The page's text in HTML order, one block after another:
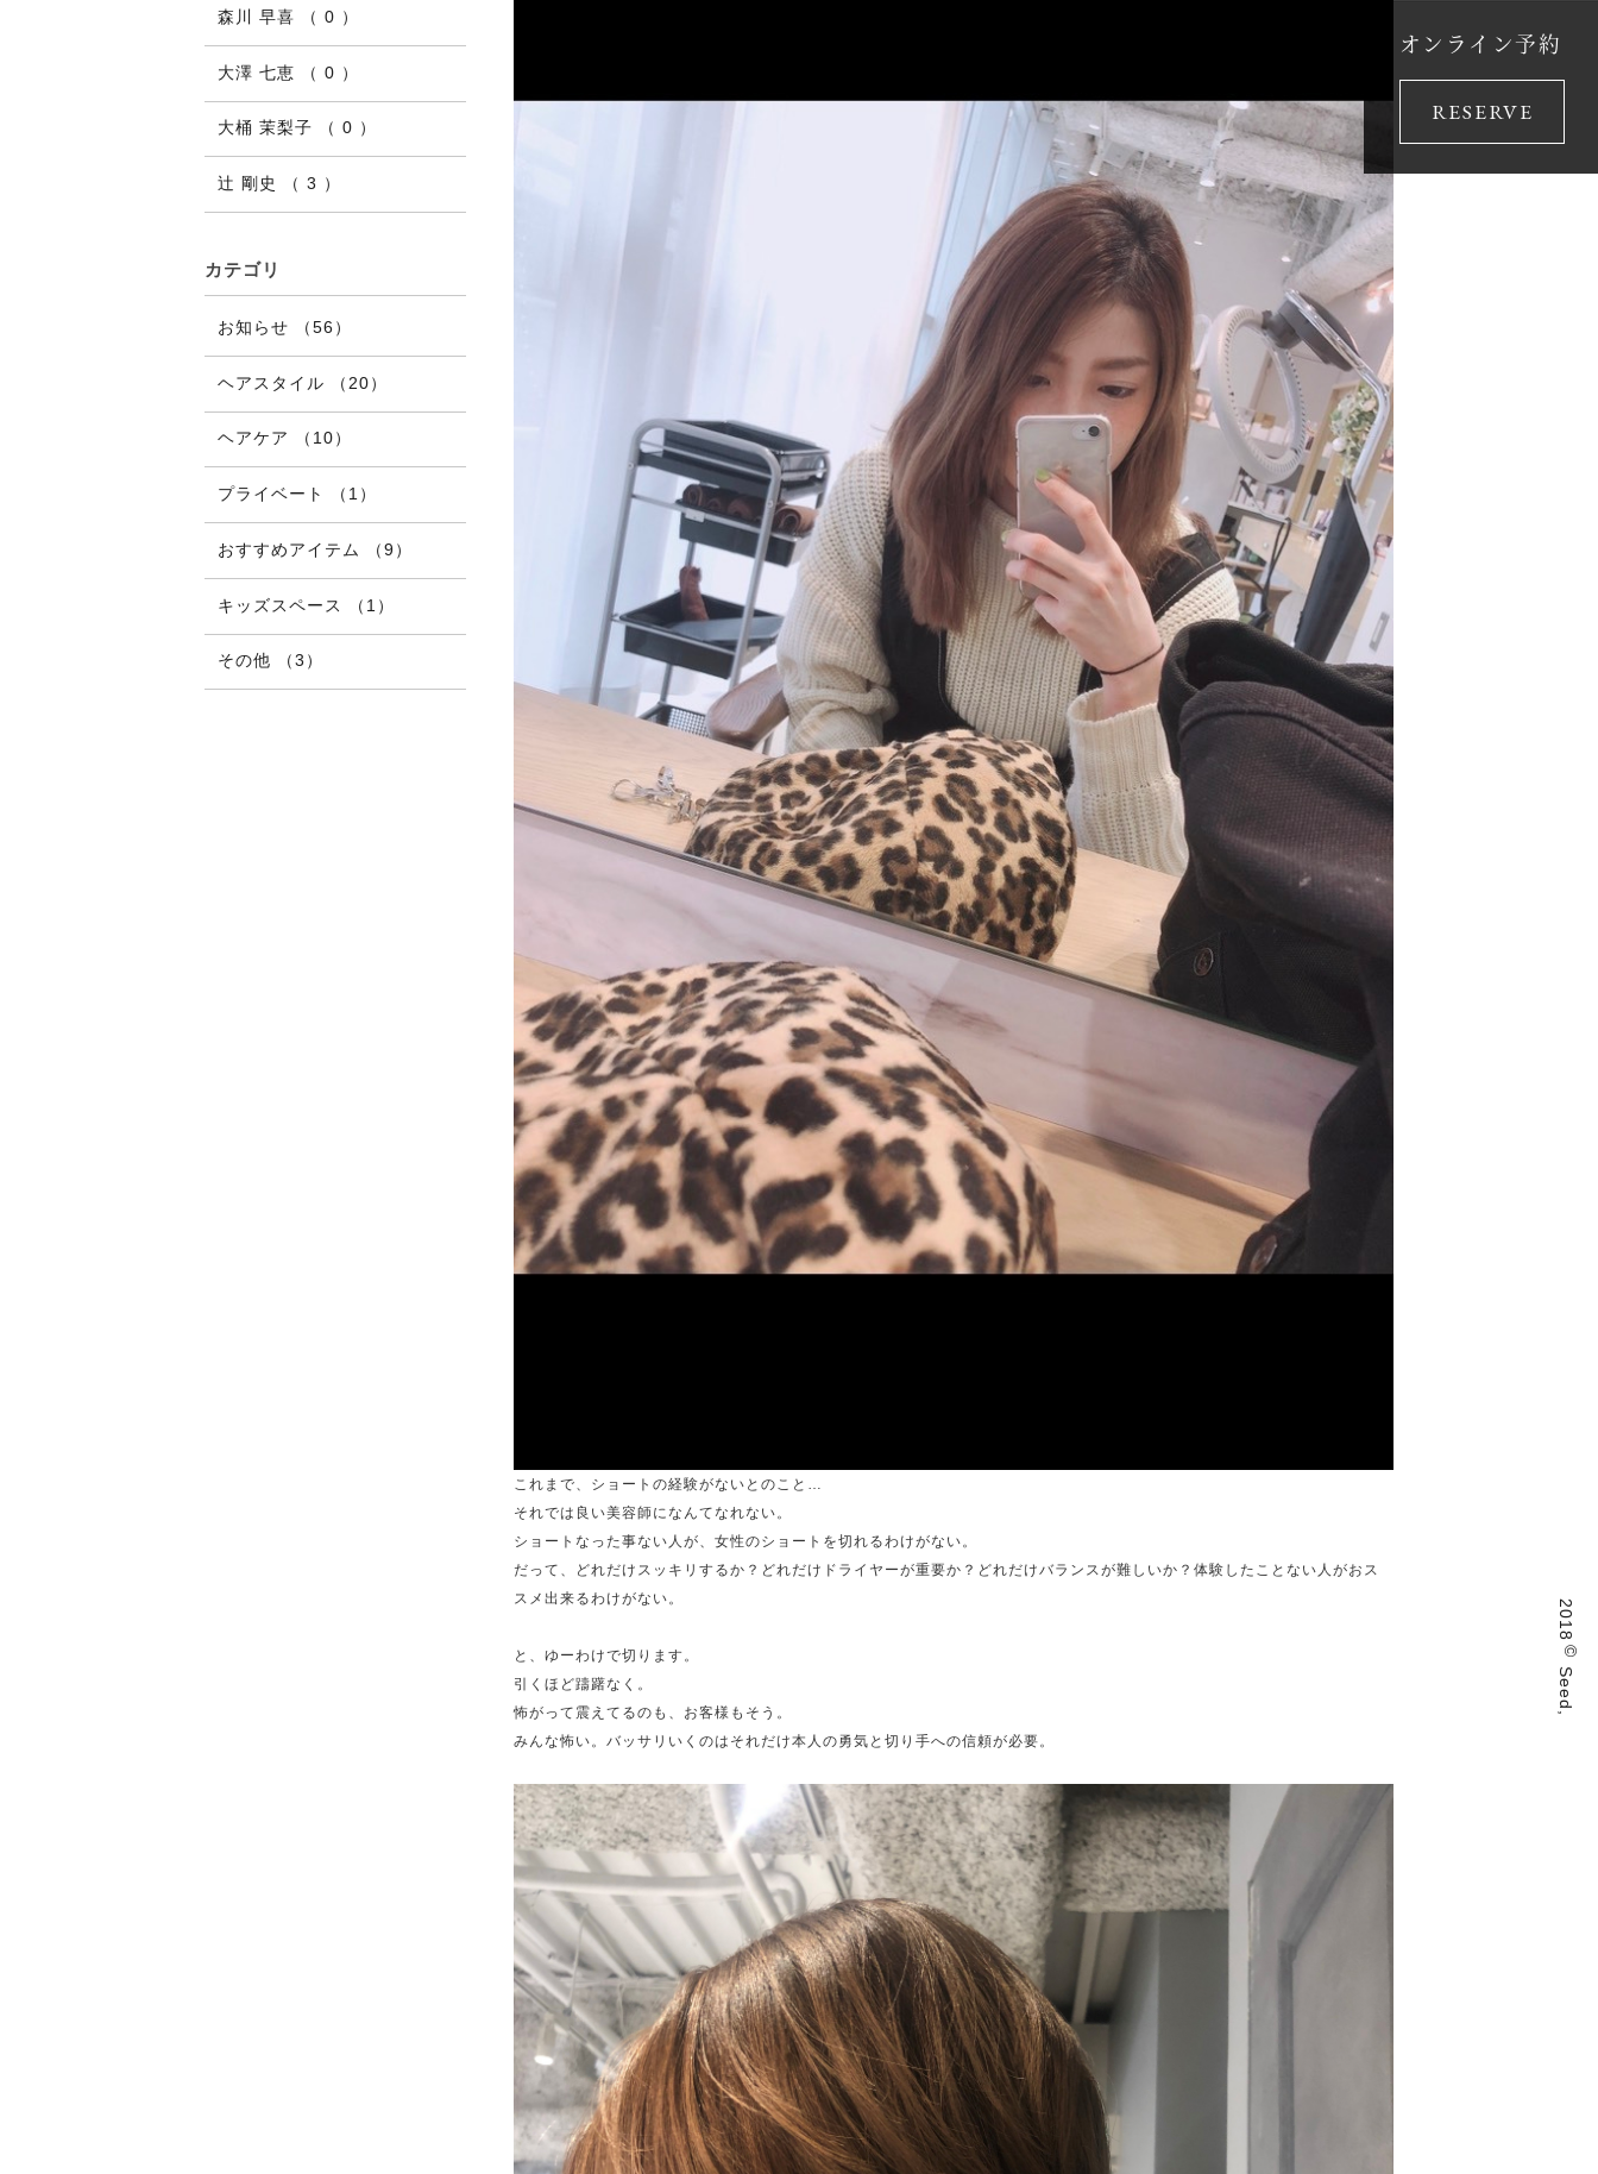
これまで、ショートの経験がないとのこと…
それでは良い美容師になんてなれない。
ショートなった事ない人が、女性のショートを切れるわけがない。
だって、どれだけスッキリするか？どれだけドライヤーが重要か？どれだけバランスが難しいか？体験したことない人がおス
スメ出来るわけがない。
と、ゆーわけで切ります。
引くほど躊躇なく。
怖がって震えてるのも、お客様もそう。
みんな怖い。バッサリいくのはそれだけ本人の勇気と切り手への信頼が必要。
森川 早喜 （ 0 ）
大澤 七恵 （ 0 ）
大桶 茉梨子 （ 0 ）
辻 剛史 （ 3 ）
カテゴリ
お知らせ （56）
ヘアスタイル （20）
ヘアケア （10）
プライベート （1）
おすすめアイテム （9）
キッズスペース （1）
その他 （3）
オンライン予約
RESERVE
2018
©
Seed,